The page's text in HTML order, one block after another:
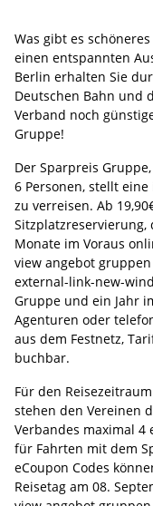
Was gibt es
einen entspannten
Berlin erhalten Sie
Deutschen Bahn und
Verband noch
Gruppe!
Der Sparpreis
6 Personen, stellt
zu verreisen. Ab
Monate im Voraus
view angebot
external-link-new-
Gruppe und ein Jahr
Agenturen oder
aus dem Festnetz,
buchbar.
Für den
stehen den Vereinen
Verbandes maximal 4
für Fahrten mit dem
eCoupon Codes
Reisetag am 08.